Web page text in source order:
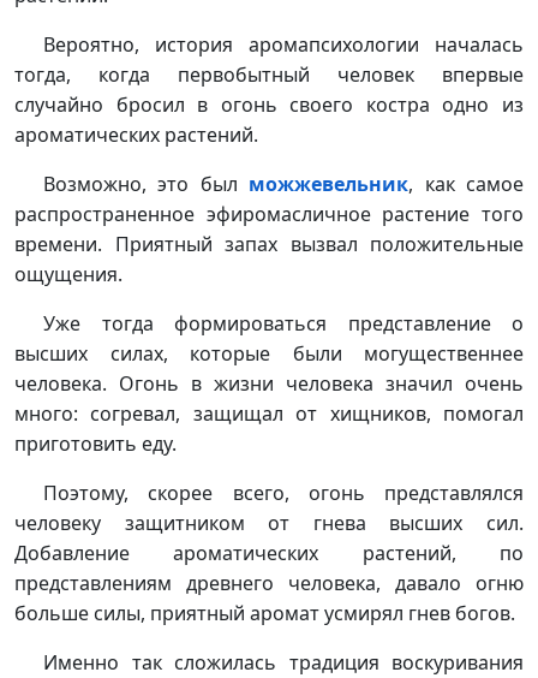
Вероятно, история аромапсихологии началась
тогда, когда первобытный человек впервые
случайно бросил в огонь своего костра одно из
ароматических растений.
Возможно, это был можжевельник, как самое
распространенное эфиромасличное растение того
времени. Приятный запах вызвал положительные
ощущения.
Уже тогда формироваться представление о
высших силах, которые были могущественнее
человека. Огонь в жизни человека значил очень
много: согревал, защищал от хищников, помогал
приготовить еду.
Поэтому, скорее всего, огонь представлялся
человеку защитником от гнева высших сил.
Добавление ароматических растений, по
представлениям древнего человека, давало огню
больше силы, приятный аромат усмирял гнев богов.
Именно так сложилась традиция воскуривания